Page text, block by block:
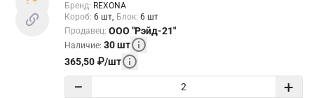
Бренд: REXONA
Короб: 6 шт Блок: 6 шт
Продавец: ООО "Рэйд-21"
Наличие: 30шт
365,50 ₽/шт
− +